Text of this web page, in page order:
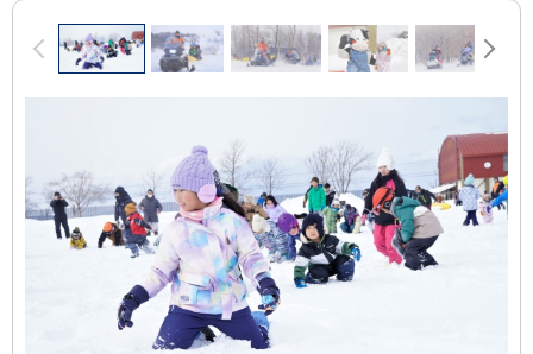
画
ド
集
前へ